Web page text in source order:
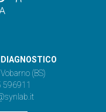
(BS)
596911